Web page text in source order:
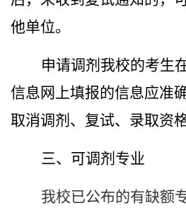
他单位。
申请调剂我校的考生
信息网上填报的信息应准
取消调剂、复试、录取资格
三、可调剂专业
我校已公布的有缺额